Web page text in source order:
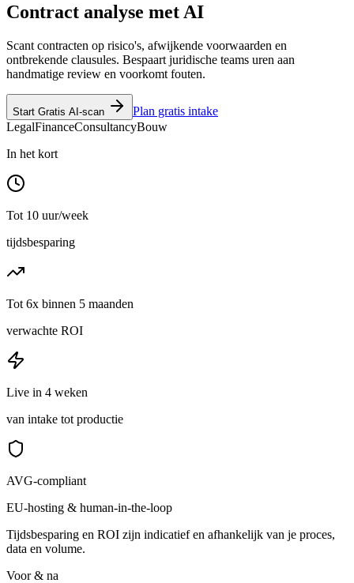
Contract analyse met AI
Scant contracten op risico's, afwijkende voorwaarden en
ontbrekende clausules. Bespaart juridische teams uren aan
handmatige review en voorkomt fouten.
Start Gratis AI-scan
Plan gratis intake
LegalFinanceConsultancyBouw
In het kort
Tot 10 uur/week
tijdsbesparing
Tot 6x binnen 5 maanden
verwachte ROI
Live in 4 weken
van intake tot productie
AVG-compliant
EU-hosting & human-in-the-loop
Tijdsbesparing en ROI zijn indicatief en afhankelijk van je proces,
data en volume.
Voor & na